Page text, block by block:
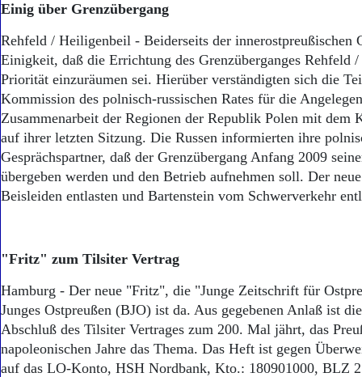
Einig über Grenzübergang
Rehfeld / Heiligenbeil - Beiderseits der innerostpreußischen
Einigkeit, daß die Errichtung des Grenzüberganges Rehfeld
Priorität einzuräumen sei. Hierüber verständigten sich die
Kommission des polnisch-russischen Rates für die
Zusammenarbeit der Regionen der Republik Polen mit dem
auf ihrer letzten Sitzung. Die Russen informierten ihre
Gesprächspartner, daß der Grenzübergang Anfang 2009
übergeben werden und den Betrieb aufnehmen soll. Der
Beisleiden entlasten und Bartenstein vom Schwerverkehr
"Fritz" zum Tilsiter Vertrag
Hamburg - Der neue "Fritz", die "Junge Zeitschrift für
Junges Ostpreußen (BJO) ist da. Aus gegebenen Anlaß ist
Abschluß des Tilsiter Vertrages zum 200. Mal jährt, das
napoleonischen Jahre das Thema. Das Heft ist gegen
auf das LO-Konto, HSH Nordbank, Kto.: 180901000, BLZ